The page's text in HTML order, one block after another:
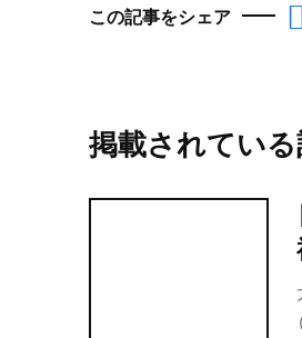
この記事をシェア
掲載されてい